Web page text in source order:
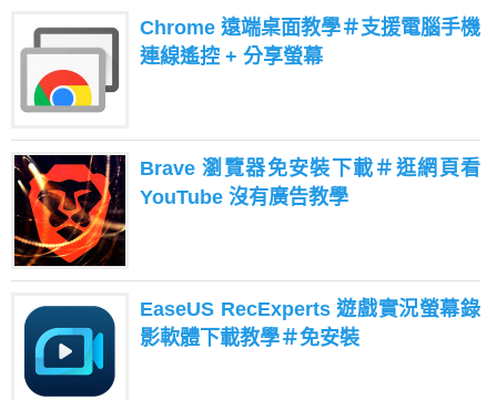
Chrome 遠端桌面教學＃支援電腦手機
連線遙控 + 分享螢幕
Brave 瀏覽器免安裝下載＃逛網頁看
YouTube 沒有廣告教學
EaseUS RecExperts 遊戲實況螢幕錄
影軟體下載教學＃免安裝